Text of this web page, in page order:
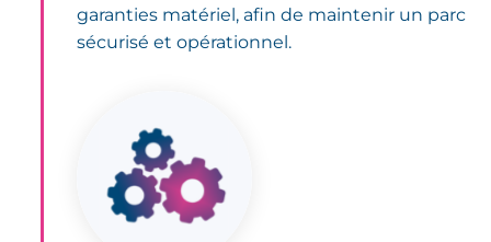
garanties matériel, afin de maintenir un parc
sécurisé et opérationnel.